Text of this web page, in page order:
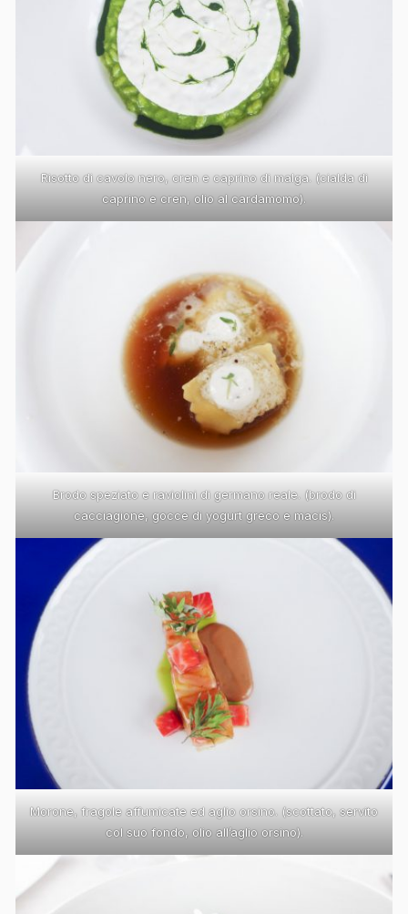
Risotto di cavolo nero, cren e caprino di malga. (cialda di
caprino e cren, olio al cardamomo).
Brodo speziato e raviolini di germano reale. (brodo di
cacciagione, gocce di yogurt greco e macis).
Morone, fragole affumicate ed aglio orsino. (scottato, servito
col suo fondo, olio all’aglio orsino).